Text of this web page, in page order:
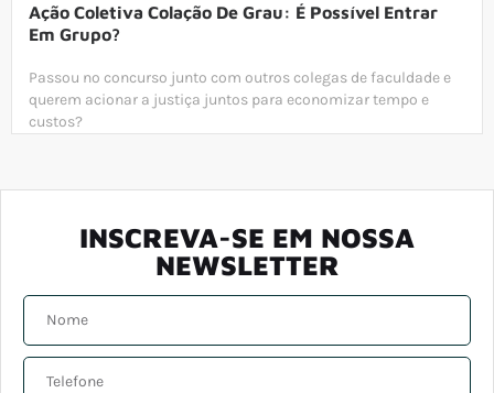
Ação Coletiva Colação De Grau: É Possível Entrar
Em Grupo?
Passou no concurso junto com outros colegas de faculdade e
querem acionar a justiça juntos para economizar tempo e
custos?
INSCREVA-SE EM NOSSA
NEWSLETTER